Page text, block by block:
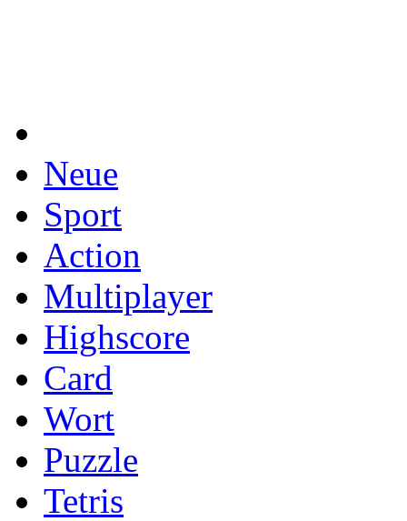
Neue
Sport
Action
Multiplayer
Highscore
Card
Wort
Puzzle
Tetris